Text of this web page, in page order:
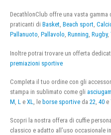
DecathlonClub offre una vasta
praticanti di Basket, Beach sport,
Pallanuoto, Pallavolo, Running, Rugby,
Inoltre potrai trovare un offerta
premiazioni sportive
Completa il tuo ordine con gli
stampa in sublimato come gli
M L e XL , le borse sportive da 22 40 e
Scopri la nostra offera di cuffie
classico e adatto all’uso occasionale